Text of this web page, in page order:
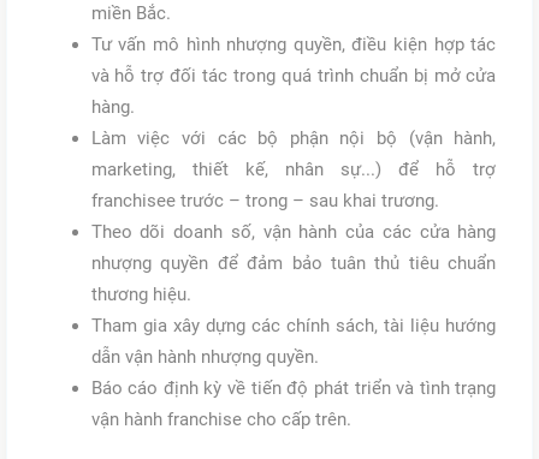
miền Bắc.
Tư vấn mô hình nhượng quyền, điều kiện hợp tác
và hỗ trợ đối tác trong quá trình chuẩn bị mở cửa
hàng.
Làm việc với các bộ phận nội bộ (vận hành,
marketing, thiết kế, nhân sự...) để hỗ trợ
franchisee trước – trong – sau khai trương.
Theo dõi doanh số, vận hành của các cửa hàng
nhượng quyền để đảm bảo tuân thủ tiêu chuẩn
thương hiệu.
Tham gia xây dựng các chính sách, tài liệu hướng
dẫn vận hành nhượng quyền.
Báo cáo định kỳ về tiến độ phát triển và tình trạng
vận hành franchise cho cấp trên.